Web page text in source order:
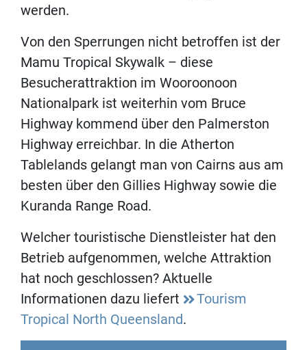
werden.
Von den Sperrungen nicht betroffen ist der
Mamu Tropical Skywalk – diese
Besucherattraktion im Wooroonoon
Nationalpark ist weiterhin vom Bruce
Highway kommend über den Palmerston
Highway erreichbar. In die Atherton
Tablelands gelangt man von Cairns aus am
besten über den Gillies Highway sowie die
Kuranda Range Road.
Welcher touristische Dienstleister hat den
Betrieb aufgenommen, welche Attraktion
hat noch geschlossen? Aktuelle
Informationen dazu liefert
Tourism
Tropical North Queensland.